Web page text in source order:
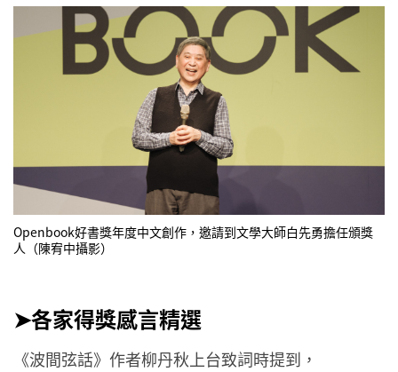
Openbook好書獎年度中文創作，邀請到文學大師白先勇擔任頒獎
人（陳宥中攝影）
➤各家得獎感言精選
《波間弦話》作者柳丹秋上台致詞時提到，